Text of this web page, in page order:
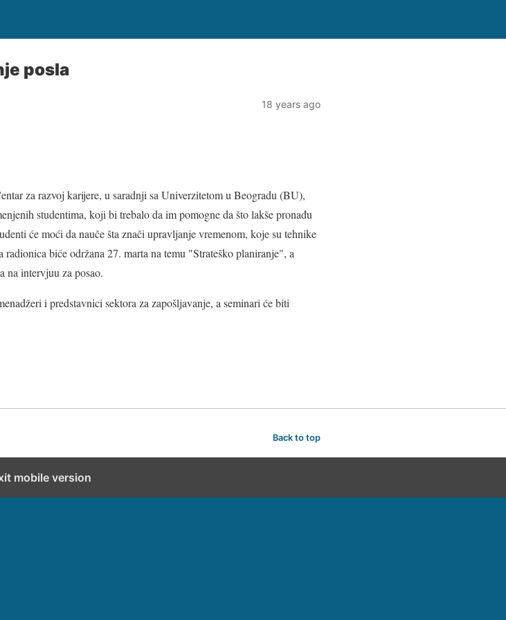
posla
18 years ago
za razvoj karijere, u saradnji sa Univerzitetom u Beogradu (BU),
studentima, koji bi trebalo da im pomogne da što lakše pronađu
će moći da nauče šta znači upravljanje vremenom, koje su tehnike
biće održana 27. marta na temu "Strateško planiranje", a
na intervjuu za posao.
i predstavnici sektora za zapošljavanje, a seminari će biti
Back to top
mobile version